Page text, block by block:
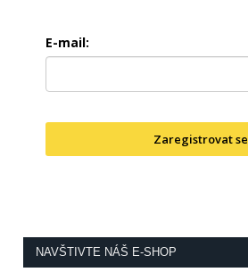
E-mail:
Zaregistrovat se
NAVŠTIVTE NÁŠ E-SHOP